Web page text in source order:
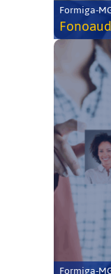
Formiga-